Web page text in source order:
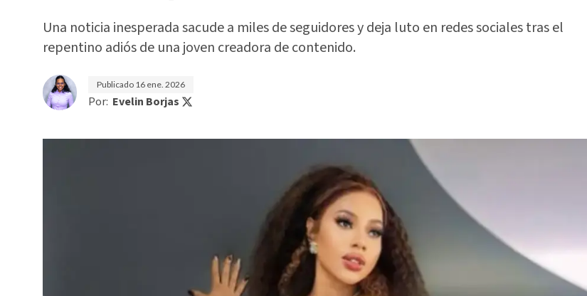
Una noticia inesperada sacude a miles de seguidores y deja luto en redes sociales tras el
repentino adiós de una joven creadora de contenido.
Publicado 16 ene. 2026
Por: Evelin Borjas